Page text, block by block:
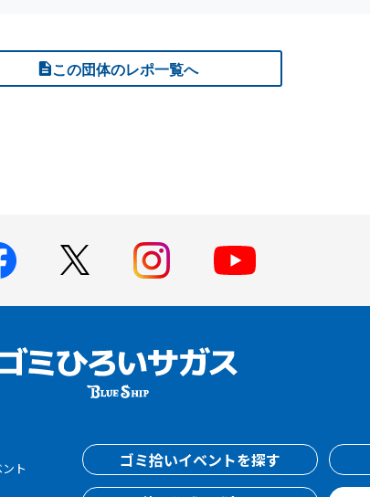
この団体のレポ一覧へ
ト
ゴミ拾いイベントを探す